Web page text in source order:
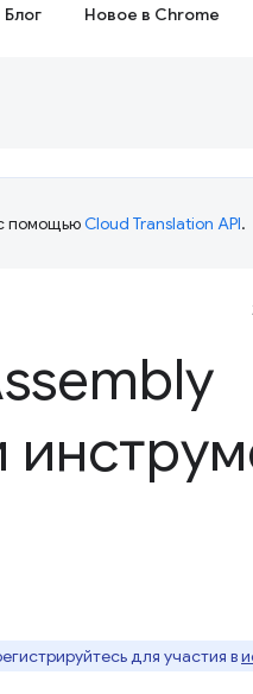
Блог Новое в Chrome
помощьюCloud Translation API.
для участия в